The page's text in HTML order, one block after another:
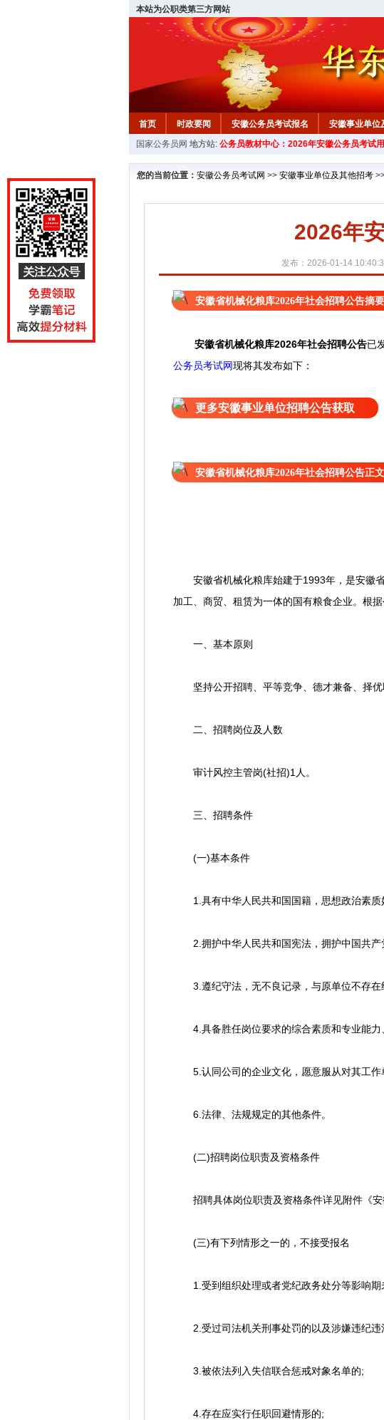
本站为公职类第三方网站
首页 时政要闻 安徽公务员考试报名 安徽事业单位
安徽公务员行测试题 在线咨询 教材中心
国家公务员网 地方站: 公务员教材中心：2026年安徽公务员考试
您的当前位置： 安徽公务员考试网 >> 安徽事业单位及其他招考
2026年
发布：2026-01-14
安徽省机械化粮库2026年社会招聘公告摘要
安徽省机械化粮库2026年社会招聘公告已
公务员考试网现将其发布如下：
更多安徽事业单位招聘公告获取
安徽省机械化粮库2026年社会招聘公告正文
安徽省机械化粮库始建于1993年，是安徽省
加工、商贸、租赁为一体的国有粮食企业。根
一、基本原则
坚持公开招聘、平等竞争、德才兼备、择优
二、招聘岗位及人数
审计风控主管岗(社招)1人。
三、招聘条件
(一)基本条件
1.具有中华人民共和国国籍，思想政治素质
2.拥护中华人民共和国宪法，拥护中国共产
3.遵纪守法，无不良记录，与原单位不存在
4.具备胜任岗位要求的综合素质和专业能力
5.认同公司的企业文化，愿意服从对其工作
6.法律、法规规定的其他条件。
(二)招聘岗位职责及资格条件
招聘具体岗位职责及资格条件详见附件《安
(三)有下列情形之一的，不接受报名
1.受到组织处理或者党纪政务处分等影响期
2.受过司法机关刑事处罚的以及涉嫌违纪违
3.被依法列入失信联合惩戒对象名单的;
4.存在应实行任职回避情形的;